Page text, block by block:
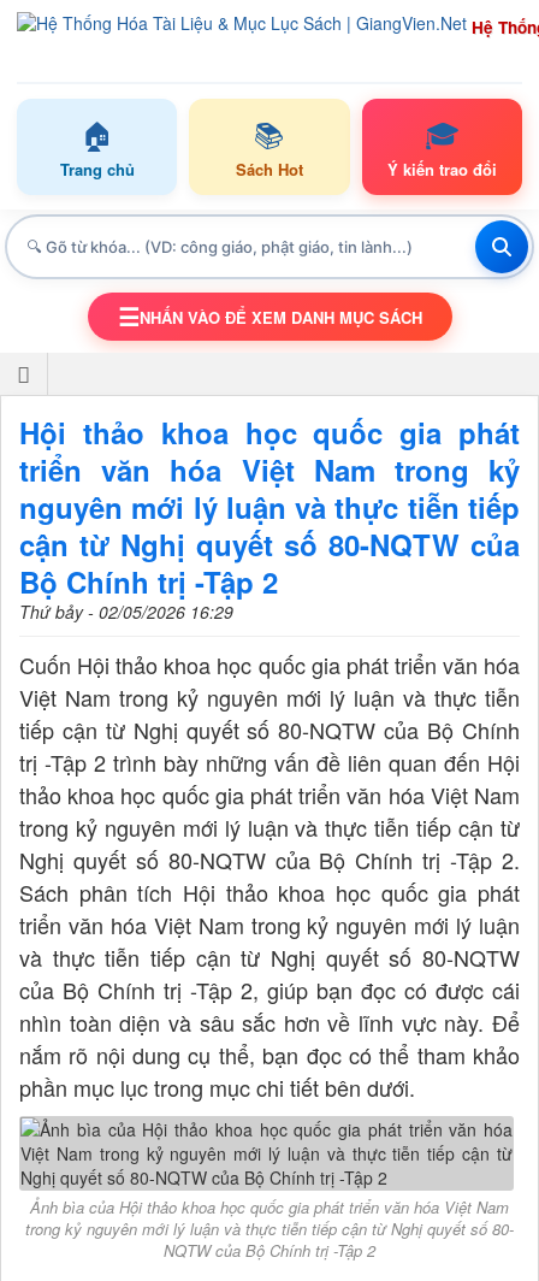
Hệ
🏠
Trang chủ
📚
Sách Hot
🎓
Ý kiến trao đổi
TOGGLE NAVIGATION
☰NHẤN VÀO ĐỂ XEM DANH MỤC SÁCH
Hội thảo khoa học quốc gia phát
triển văn hóa Việt Nam trong kỷ
nguyên mới lý luận và thực tiễn tiếp
cận từ Nghị quyết số 80-NQTW của
Bộ Chính trị -Tập 2
Thứ bảy - 02/05/2026 16:29
Cuốn Hội thảo khoa học quốc gia phát triển văn hóa
Việt Nam trong kỷ nguyên mới lý luận và thực tiễn
tiếp cận từ Nghị quyết số 80-NQTW của Bộ Chính
trị -Tập 2 trình bày những vấn đề liên quan đến Hội
thảo khoa học quốc gia phát triển văn hóa Việt Nam
trong kỷ nguyên mới lý luận và thực tiễn tiếp cận từ
Nghị quyết số 80-NQTW của Bộ Chính trị -Tập 2.
Sách phân tích Hội thảo khoa học quốc gia phát
triển văn hóa Việt Nam trong kỷ nguyên mới lý luận
và thực tiễn tiếp cận từ Nghị quyết số 80-NQTW
của Bộ Chính trị -Tập 2, giúp bạn đọc có được cái
nhìn toàn diện và sâu sắc hơn về lĩnh vực này. Để
nắm rõ nội dung cụ thể, bạn đọc có thể tham khảo
phần mục lục trong mục chi tiết bên dưới.
Ảnh bìa của Hội thảo khoa học quốc gia phát triển văn hóa Việt Nam
trong kỷ nguyên mới lý luận và thực tiễn tiếp cận từ Nghị quyết số 80-
NQTW của Bộ Chính trị -Tập 2